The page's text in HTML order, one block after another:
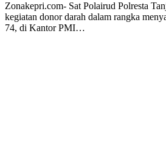
Zonakepri.com- Sat Polairud Polresta
kegiatan donor darah dalam rangka
74, di Kantor PMI…